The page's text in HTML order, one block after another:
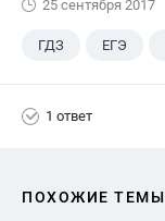
25 сентября 2017
ГДЗ ЕГЭ
1 ответ
ПОХОЖИЕ ТЕМЫ